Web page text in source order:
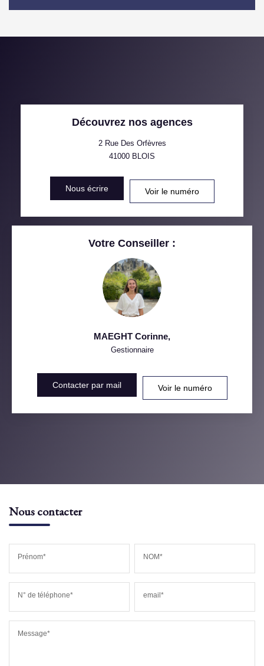
PART DES MÉNAGES SANS
VOITURE
ECOLES ET CRÈCHES
Découvrez nos agences
2 Rue Des Orfèvres
41000 BLOIS
Nous écrire Voir le numéro
Votre Conseiller :
MAEGHT Corinne,
Gestionnaire
Contacter par mail Voir le numéro
Nous contacter
Prénom* NOM*
N° de téléphone* email*
Message*